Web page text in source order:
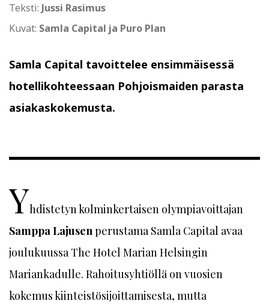
Teksti: Jussi Rasimus
Kuvat: Samla Capital ja Puro Plan
Samla Capital tavoittelee ensimmäisessä
hotellikohteessaan Pohjoismaiden parasta
asiakaskokemusta.
Yhdistetyn kolminkertaisen olympiavoittajan
Samppa Lajusen perustama Samla Capital avaa
joulukuussa The Hotel Marian Helsingin
Mariankadulle. Rahoitusyhtiöllä on vuosien
kokemus kiinteistösijoittamisesta, mutta